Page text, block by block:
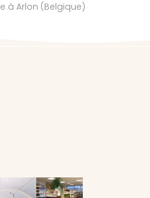
à Arlon (Belgique)